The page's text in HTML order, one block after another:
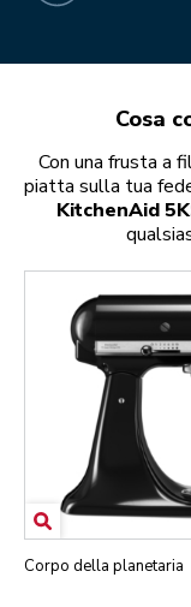
Cosa
Con una frusta a
piatta sulla tua
KitchenAid
Corpo della planetaria